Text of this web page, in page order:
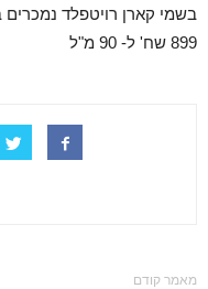
בשמי קארן רויטפלד
899 שח' ל- 90 מ"ל
מאמר קודם